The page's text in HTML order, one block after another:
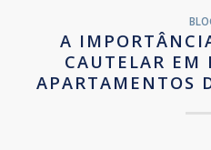
A
CAUTELAR EM
APARTAMENTOS